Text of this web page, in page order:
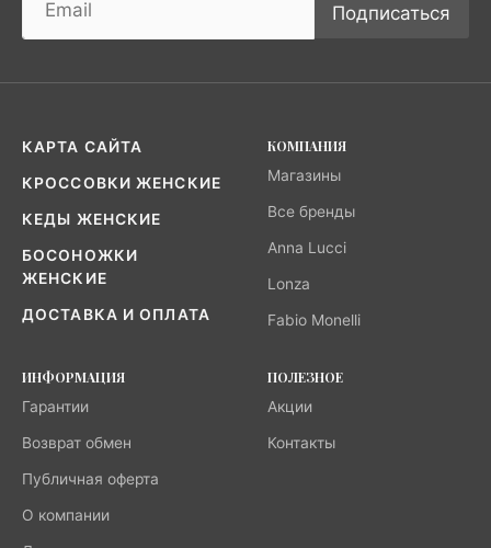
Подписаться
КАРТА САЙТА
КРОССОВКИ ЖЕНСКИЕ
КЕДЫ ЖЕНСКИЕ
БОСОНОЖКИ
ЖЕНСКИЕ
ДОСТАВКА И ОПЛАТА
КОМПАНИЯ
Магазины
Все бренды
Anna Lucci
Lonza
Fabio Monelli
ИНФОРМАЦИЯ
Гарантии
Возврат обмен
Публичная оферта
О компании
ПОЛЕЗНОЕ
Акции
Контакты